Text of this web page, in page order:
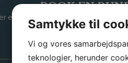
BOOK EN
eller en rundvisning på Skjalm
Spørg efter Sabina der er
Samtykke til
Vi og vores
teknologier, herunder